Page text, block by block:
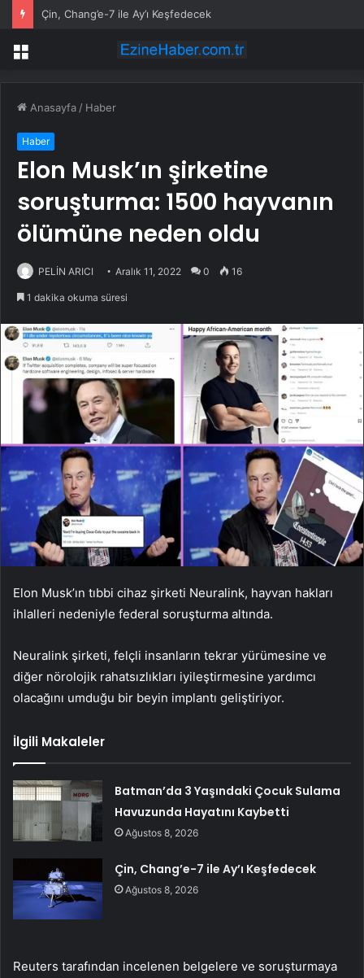
Çin, Chang’e-7 ile Ay’ı Keşfedecek
Menü
Anasayfa / Haber
Haber
Elon Musk’ın şirketine
soruşturma: 1500 hayvanın
ölümüne neden oldu
PELİN ARICI Aralık 11, 2022 0 16
1 dakika okuma süresi
Elon Musk’ın tıbbi cihaz şirketi Neuralink, hayvan hakları
ihlalleri nedeniyle federal soruşturma altında.
Neuralink şirketi, felçli insanların tekrar yürümesine ve
diğer nörolojik rahatsızlıkları iyileştirmesine yardımcı
olacağını umduğu bir beyin implantı geliştiriyor.
İlgili Makaleler
Batman’da 3 Yaşındaki Çocuk Sulama
Havuzunda Hayatını Kaybetti
Ağustos 8, 2026
Çin, Chang’e-7 ile Ay’ı Keşfedecek
Ağustos 8, 2026
Reuters tarafından incelenen belgelere ve soruşturmaya